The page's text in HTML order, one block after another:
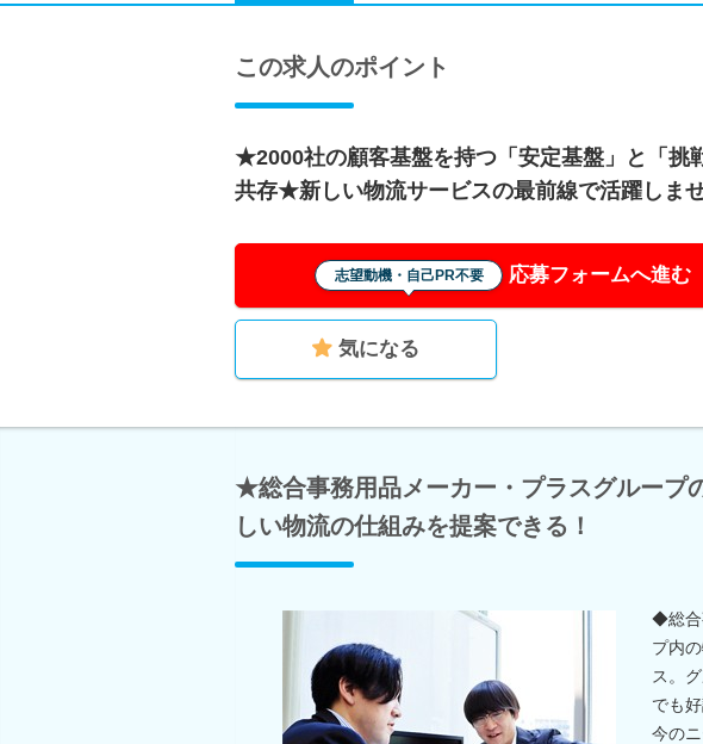
この求人のポイント
★2000社の顧客基盤を持つ「安定基盤」と「挑
共存★新しい物流サービスの最前線で活躍しま
志望動機・自己PR不要 応募フォームへ進む
気になる
★総合事務用品メーカー・プラスグループ
しい物流の仕組みを提案できる！
◆総合
プ内
ス。
でも
今の